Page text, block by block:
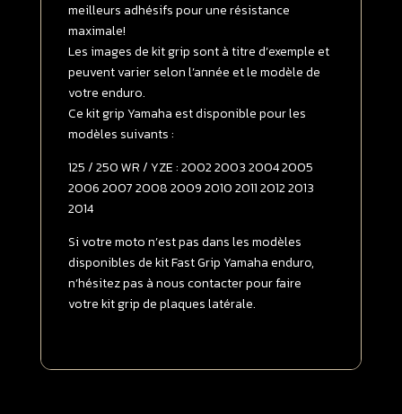
2002
-
>
2014
SOFT
GRIP
Transparent
meilleurs adhésifs pour une résistance
maximale!
Les images de kit grip sont à titre d’exemple et
peuvent varier selon l’année et le modèle de
votre enduro.
Ce kit grip Yamaha est disponible pour les
modèles suivants :
125 / 250 WR / YZE : 2002 2003 2004 2005
2006 2007 2008 2009 2010 2011 2012 2013
2014
Si votre moto n’est pas dans les modèles
disponibles de kit Fast Grip Yamaha enduro,
n’hésitez pas à nous contacter pour faire
votre kit grip de plaques latérale.